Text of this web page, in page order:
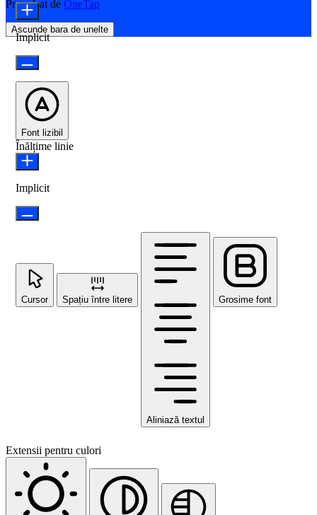
Propulsat de OneTap
Ascunde bara de unelte
Implicit
Font lizibil
Înălțime linie
Implicit
Cursor Spațiu între litere
Aliniază textul
Grosime font
Extensii pentru culori